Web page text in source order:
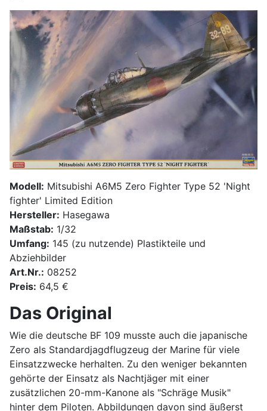
Modell: Mitsubishi A6M5 Zero Fighter Type 52 'Night
fighter' Limited Edition
Hersteller: Hasegawa
Maßstab: 1/32
Umfang: 145 (zu nutzende) Plastikteile und
Abziehbilder
Art.Nr.: 08252
Preis: 64,5 €
Das Original
Wie die deutsche BF 109 musste auch die japanische
Zero als Standardjagdflugzeug der Marine für viele
Einsatzzwecke herhalten. Zu den weniger bekannten
gehörte der Einsatz als Nachtjäger mit einer
zusätzlichen 20-mm-Kanone als "Schräge Musik"
hinter dem Piloten. Abbildungen davon sind äußerst